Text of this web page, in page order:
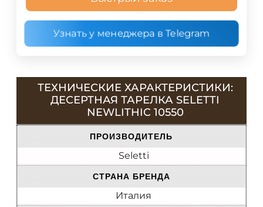
Узнать у менеджера в Telegram
ТЕХНИЧЕСКИЕ ХАРАКТЕРИСТИКИ:
ДЕСЕРТНАЯ ТАРЕЛКА SELETTI
NEWLITHIC 10550
ПРОИЗВОДИТЕЛЬ
Seletti
СТРАНА БРЕНДА
Италия